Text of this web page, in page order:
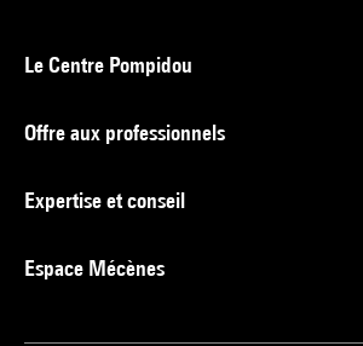
Le Centre Pompidou
Offre aux professionnels
Expertise et conseil
Espace Mécènes